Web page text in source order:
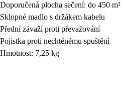
Doporučená plocha sečení: do 450 m²
Sklopné madlo s držákem kabelu
Přední závaží proti převažování
Pojistka proti nechtěnému spuštění
Hmotnost: 7,25 kg